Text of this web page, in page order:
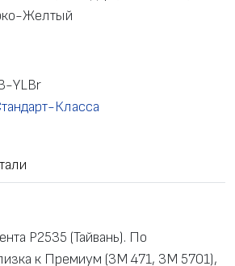
Желтый
YLBr
Класса
P2535 (Тайвань). По
к Премиум (3M 471, 3M 5701),